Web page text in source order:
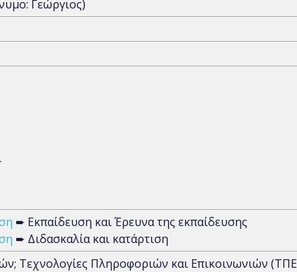
Γεώργιος)
➨ Εκπαίδευση και Έρευνα της εκπαίδευσης
➨ Διδασκαλία και κατάρτιση
Τεχνολογίες Πληροφοριών και Επικοινωνιών